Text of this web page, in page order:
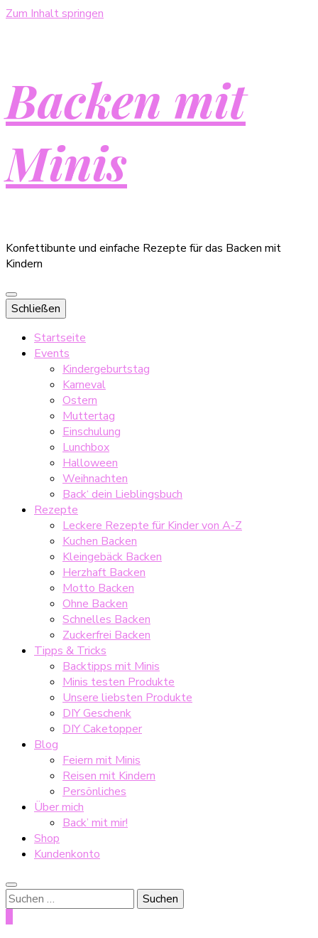
Zum Inhalt springen
Backen mit
Minis
Konfettibunte und einfache Rezepte für das Backen mit
Kindern
Schließen
Startseite
Events
Kindergeburtstag
Karneval
Ostern
Muttertag
Einschulung
Lunchbox
Halloween
Weihnachten
Back‘ dein Lieblingsbuch
Rezepte
Leckere Rezepte für Kinder von A-Z
Kuchen Backen
Kleingebäck Backen
Herzhaft Backen
Motto Backen
Ohne Backen
Schnelles Backen
Zuckerfrei Backen
Tipps & Tricks
Backtipps mit Minis
Minis testen Produkte
Unsere liebsten Produkte
DIY Geschenk
DIY Caketopper
Blog
Feiern mit Minis
Reisen mit Kindern
Persönliches
Über mich
Back’ mit mir!
Shop
Kundenkonto
Suche
nach: